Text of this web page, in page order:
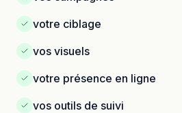
votre ciblage
vos visuels
votre présence en ligne
vos outils de suivi